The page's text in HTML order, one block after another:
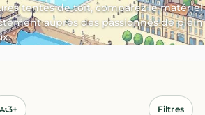
tentes de toit, comparez le matériel
auprès des passionnés de plein
3+ Filtres